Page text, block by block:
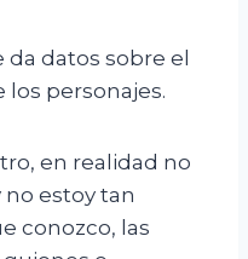
da datos sobre el
los personajes.
en realidad no
estoy tan
conozco, las